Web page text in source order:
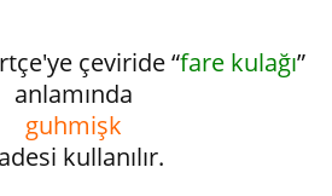
çeviride “fare kulağı”
anlamında
guhmişk
kullanılır.